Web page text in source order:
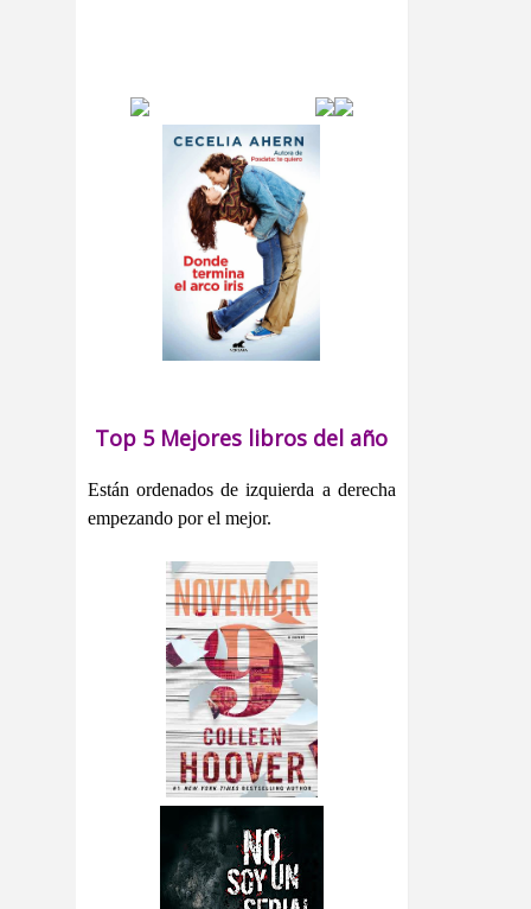
Top 5 Mejores libros del año
Están ordenados de izquierda a derecha
empezando por el mejor.